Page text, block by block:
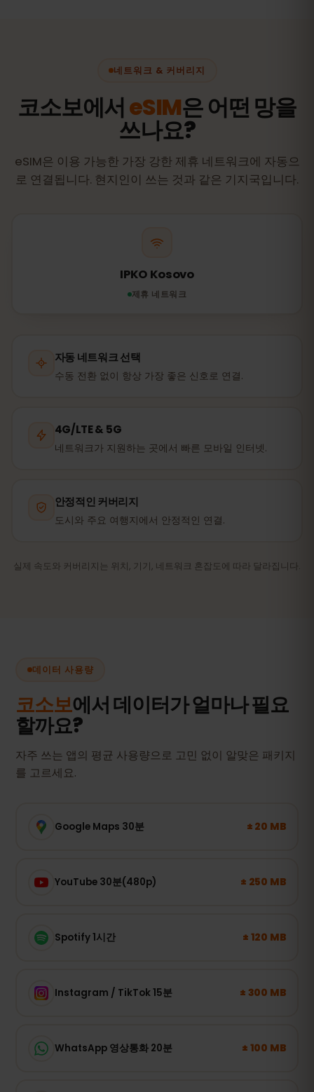
네트워크 & 커버리지
코소보에서eSIM은 어떤 망을
쓰나요?
eSIM은 이용 가능한 가장 강한 제휴 네트워크에 자동으
로 연결됩니다. 현지인이 쓰는 것과 같은 기지국입니다.
IPKO Kosovo
제휴 네트워크
자동 네트워크 선택
수동 전환 없이 항상 가장 좋은 신호로 연결.
4G/LTE & 5G
네트워크가 지원하는 곳에서 빠른 모바일 인터넷.
안정적인 커버리지
도시와 주요 여행지에서 안정적인 연결.
실제 속도와 커버리지는 위치, 기기, 네트워크 혼잡도에 따라 달라집니다.
데이터 사용량
코소보에서 데이터가 얼마나 필요
할까요?
자주 쓰는 앱의 평균 사용량으로 고민 없이 알맞은 패키지
를 고르세요.
Google Maps 30분 ± 20 MB
YouTube 30분(480p) ± 250 MB
Spotify 1시간 ± 120 MB
Instagram / TikTok 15분 ± 300 MB
WhatsApp 영상통화 20분 ± 100 MB